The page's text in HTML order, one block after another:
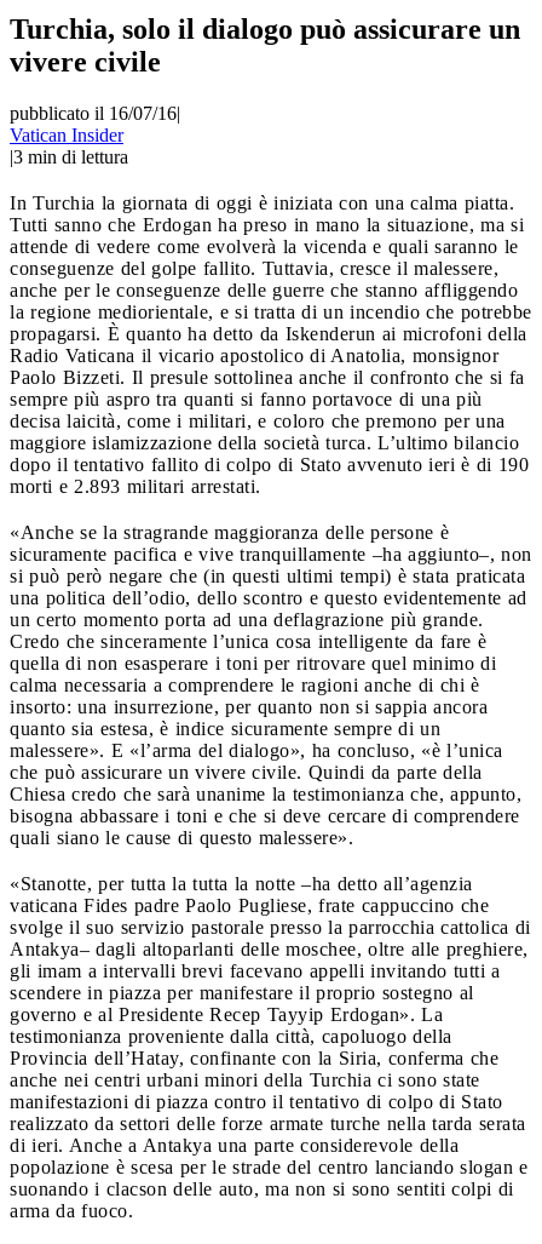
Turchia, solo il dialogo può assicurare un
vivere civile
pubblicato il 16/07/16|
Vatican Insider
|3 min di lettura
In Turchia la giornata di oggi è iniziata con una calma piatta.
Tutti sanno che Erdogan ha preso in mano la situazione, ma si
attende di vedere come evolverà la vicenda e quali saranno le
conseguenze del golpe fallito. Tuttavia, cresce il malessere,
anche per le conseguenze delle guerre che stanno affliggendo
la regione mediorientale, e si tratta di un incendio che potrebbe
propagarsi. È quanto ha detto da Iskenderun ai microfoni della
Radio Vaticana il vicario apostolico di Anatolia, monsignor
Paolo Bizzeti. Il presule sottolinea anche il confronto che si fa
sempre più aspro tra quanti si fanno portavoce di una più
decisa laicità, come i militari, e coloro che premono per una
maggiore islamizzazione della società turca. L’ultimo bilancio
dopo il tentativo fallito di colpo di Stato avvenuto ieri è di 190
morti e 2.893 militari arrestati.
«Anche se la stragrande maggioranza delle persone è
sicuramente pacifica e vive tranquillamente –ha aggiunto–, non
si può però negare che (in questi ultimi tempi) è stata praticata
una politica dell’odio, dello scontro e questo evidentemente ad
un certo momento porta ad una deflagrazione più grande.
Credo che sinceramente l’unica cosa intelligente da fare è
quella di non esasperare i toni per ritrovare quel minimo di
calma necessaria a comprendere le ragioni anche di chi è
insorto: una insurrezione, per quanto non si sappia ancora
quanto sia estesa, è indice sicuramente sempre di un
malessere». E «l’arma del dialogo», ha concluso, «è l’unica
che può assicurare un vivere civile. Quindi da parte della
Chiesa credo che sarà unanime la testimonianza che, appunto,
bisogna abbassare i toni e che si deve cercare di comprendere
quali siano le cause di questo malessere».
«Stanotte, per tutta la tutta la notte –ha detto all’agenzia
vaticana Fides padre Paolo Pugliese, frate cappuccino che
svolge il suo servizio pastorale presso la parrocchia cattolica di
Antakya– dagli altoparlanti delle moschee, oltre alle preghiere,
gli imam a intervalli brevi facevano appelli invitando tutti a
scendere in piazza per manifestare il proprio sostegno al
governo e al Presidente Recep Tayyip Erdogan». La
testimonianza proveniente dalla città, capoluogo della
Provincia dell’Hatay, confinante con la Siria, conferma che
anche nei centri urbani minori della Turchia ci sono state
manifestazioni di piazza contro il tentativo di colpo di Stato
realizzato da settori delle forze armate turche nella tarda serata
di ieri. Anche a Antakya una parte considerevole della
popolazione è scesa per le strade del centro lanciando slogan e
suonando i clacson delle auto, ma non si sono sentiti colpi di
arma da fuoco.